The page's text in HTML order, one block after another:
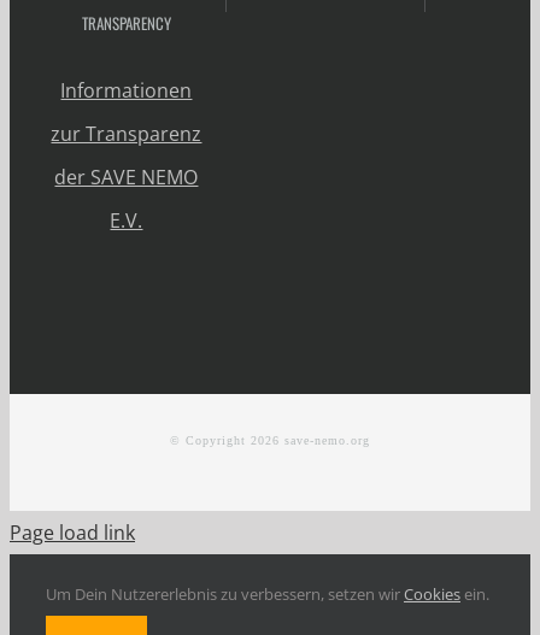
TRANSPARENCY
Informationen
zur Transparenz
der SAVE NEMO
E.V.
© Copyright 2026 save-nemo.org
Page load link
Um Dein Nutzererlebnis zu verbessern, setzen wirCookies ein.